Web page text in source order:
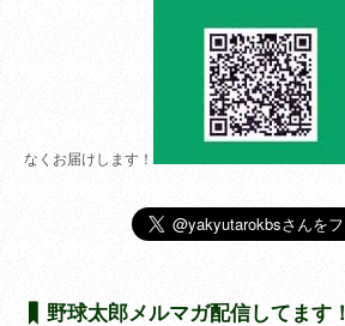
なくお届けします！
野球太郎メルマガ配信してます！